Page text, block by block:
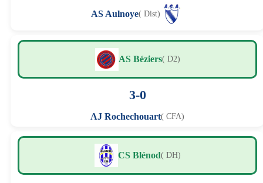
AS Aulnoye( Dist)
AS Béziers( D2)
3-0
AJ Rochechouart( CFA)
CS Blénod( DH)